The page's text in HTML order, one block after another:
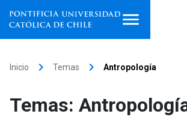
Facultades, escuelas e
Inicio keyboard_arrow_right Temas keyboard_arrow_right Antropología
Temas: